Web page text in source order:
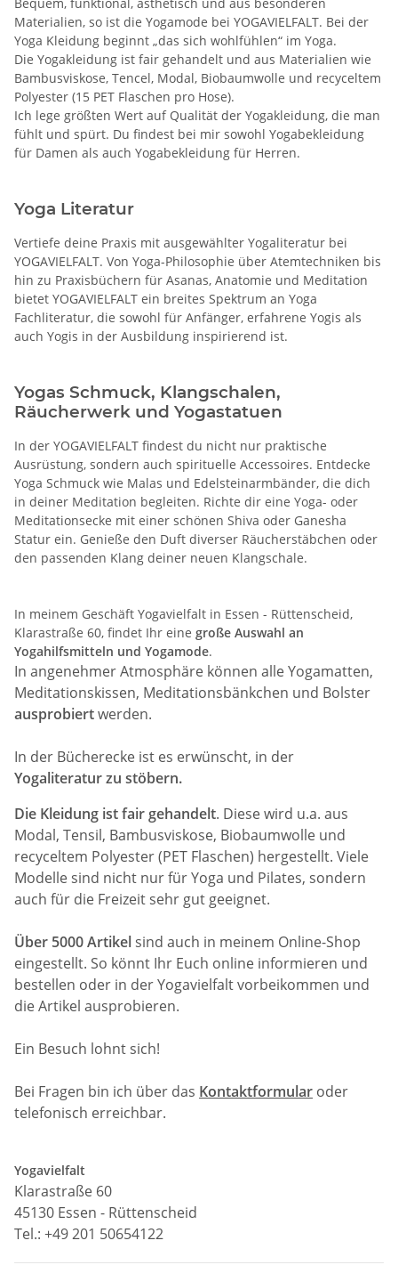
Bequem, funktional, ästhetisch und aus besonderen
Materialien, so ist die Yogamode bei YOGAVIELFALT. Bei der
Yoga Kleidung beginnt „das sich wohlfühlen“ im Yoga.
Die Yogakleidung ist fair gehandelt und aus Materialien wie
Bambusviskose, Tencel, Modal, Biobaumwolle und recyceltem
Polyester (15 PET Flaschen pro Hose).
Ich lege größten Wert auf Qualität der Yogakleidung, die man
fühlt und spürt. Du findest bei mir sowohl Yogabekleidung
für Damen als auch Yogabekleidung für Herren.
Yoga Literatur
Vertiefe deine Praxis mit ausgewählter Yogaliteratur bei
YOGAVIELFALT. Von Yoga-Philosophie über Atemtechniken bis
hin zu Praxisbüchern für Asanas, Anatomie und Meditation
bietet YOGAVIELFALT ein breites Spektrum an Yoga
Fachliteratur, die sowohl für Anfänger, erfahrene Yogis als
auch Yogis in der Ausbildung inspirierend ist.
Yogas Schmuck, Klangschalen,
Räucherwerk und Yogastatuen
In der YOGAVIELFALT findest du nicht nur praktische
Ausrüstung, sondern auch spirituelle Accessoires. Entdecke
Yoga Schmuck wie Malas und Edelsteinarmbänder, die dich
in deiner Meditation begleiten. Richte dir eine Yoga- oder
Meditationsecke mit einer schönen Shiva oder Ganesha
Statur ein. Genieße den Duft diverser Räucherstäbchen oder
den passenden Klang deiner neuen Klangschale.
In meinem Geschäft Yogavielfalt in Essen - Rüttenscheid,
Klarastraße 60, findet Ihr eine große Auswahl an
Yogahilfsmitteln und Yogamode.
In angenehmer Atmosphäre können alle Yogamatten,
Meditationskissen, Meditationsbänkchen und Bolster
ausprobiertwerden.
In der Bücherecke ist es erwünscht, in der
Yogaliteratur zu stöbern.
Die Kleidung ist fair gehandelt. Diese wird u.a. aus
Modal, Tensil, Bambusviskose, Biobaumwolle und
recyceltem Polyester (PET Flaschen) hergestellt. Viele
Modelle sind nicht nur für Yoga und Pilates, sondern
auch für die Freizeit sehr gut geeignet.
Über 5000 Artikel sind auch in meinem Online-Shop
eingestellt. So könnt Ihr Euch online informieren und
bestellen oder in der Yogavielfalt vorbeikommen und
die Artikel ausprobieren.
Ein Besuch lohnt sich!
Bei Fragen bin ich über das Kontaktformular oder
telefonisch erreichbar.
Yogavielfalt
Klarastraße 60
45130 Essen - Rüttenscheid
Tel.: +49 201 50654122